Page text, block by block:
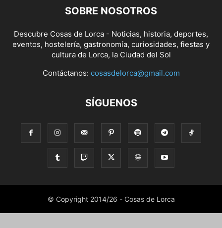
SOBRE NOSOTROS
Descubre Cosas de Lorca - Noticias, historia, deportes,
eventos, hostelería, gastronomía, curiosidades, fiestas y
cultura de Lorca, la Ciudad del Sol
Contáctanos: cosasdelorca@gmail.com
SÍGUENOS
© Copyright 2014/26 - Cosas de Lorca